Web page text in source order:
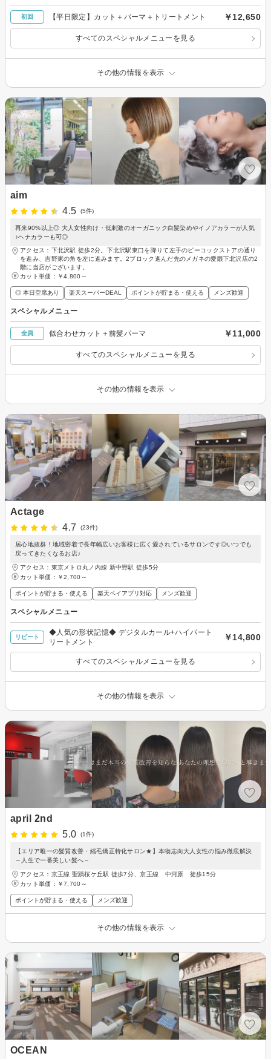
初回 【平日限定】カット＋パーマ＋トリートメント ￥12,650
すべてのスペシャルメニューを見る
その他の情報を表示
aim
4.5
(5件)
再来90%以上◎ 大人女性向け・低刺激のオーガニック白髪染めやイノアカラーが人気
♪ヘナカラーも可◎
アクセス：下北沢駅 徒歩2分。下北沢駅東口を降りて左手のピーコックストアの通り
を進み、吉野家の角を左に進みます。2ブロック進んだ先のメガネの愛眼下北沢店の2
階に当店がございます。
カット単価： ￥4,800～
◎ 本日空席あり 楽天スーパーDEAL ポイントが貯まる・使える メンズ歓迎
スペシャルメニュー
全員 似合わせカット＋前髪パーマ ￥11,000
すべてのスペシャルメニューを見る
その他の情報を表示
Actage
4.7
(23件)
居心地抜群！地域密着で長年幅広いお客様に広く愛されているサロンです◎いつでも
戻ってきたくなるお店♪
アクセス：東京メトロ丸ノ内線 新中野駅 徒歩5分
カット単価： ￥2,700～
ポイントが貯まる・使える 楽天ペイアプリ対応 メンズ歓迎
スペシャルメニュー
リピート
◆人気の形状記憶◆ デジタルカール+ハイパート
リートメント
￥14,800
すべてのスペシャルメニューを見る
その他の情報を表示
april 2nd
5.0
(1件)
【エリア唯一の髪質改善・縮毛矯正特化サロン★】本物志向大人女性の悩み徹底解決
～人生で一番美しい髪へ～
アクセス：京王線 聖蹟桜ケ丘駅 徒歩7分、京王線 中河原 徒歩15分
カット単価： ￥7,700～
ポイントが貯まる・使える メンズ歓迎
その他の情報を表示
OCEAN